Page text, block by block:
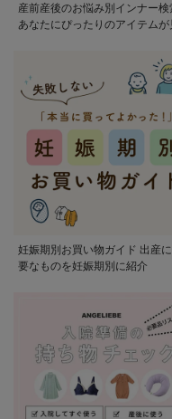
産前産後のお悩み別インナー検
あなたにぴったりのアイテムが
妊娠期別お買い物ガイド 出産
要なものを妊娠期別に紹介